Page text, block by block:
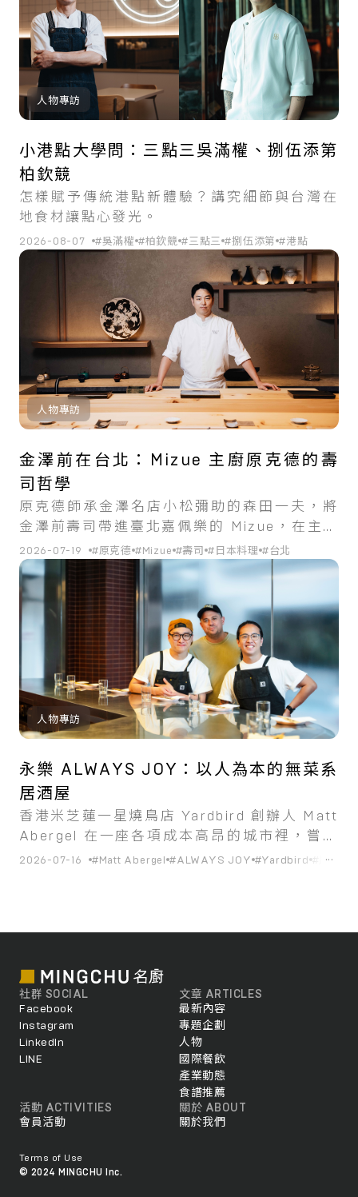
人物專訪
小港點大學問：三點三吳滿權、捌伍添第
柏欽競
怎樣賦予傳統港點新體驗？講究細節與台灣在
地食材讓點心發光。
2026-08-07 #吳滿權 #柏欽競 #三點三 #捌伍添第 #港點
人物專訪
金澤前在台北：Mizue 主廚原克德的壽
司哲學
原克德師承金澤名店小松彌助的森田一夫，將
金澤前壽司帶進臺北嘉佩樂的 Mizue，在主流
的江戶前之外開出新路。
2026-07-19 #原克德 #Mizue #壽司 #日本料理 #台北
人物專訪
永樂 ALWAYS JOY：以人為本的無菜系
居酒屋
香港米芝蓮一星燒鳥店 Yardbird 創辦人 Matt
Abergel 在一座各項成本高昂的城市裡，嘗試
一種「把員工當作人對待」的永續經營模式。
2026-07-16 #Matt Abergel #ALWAYS JOY #Yardbird #居酒屋
...
社群 SOCIAL
Facebook
Instagram
LinkedIn
LINE
文章 ARTICLES
最新內容
專題企劃
人物
國際餐飲
產業動態
食譜推薦
活動 ACTIVITIES
會員活動
關於 ABOUT
關於我們
Terms of Use
© 2024 MINGCHU Inc.